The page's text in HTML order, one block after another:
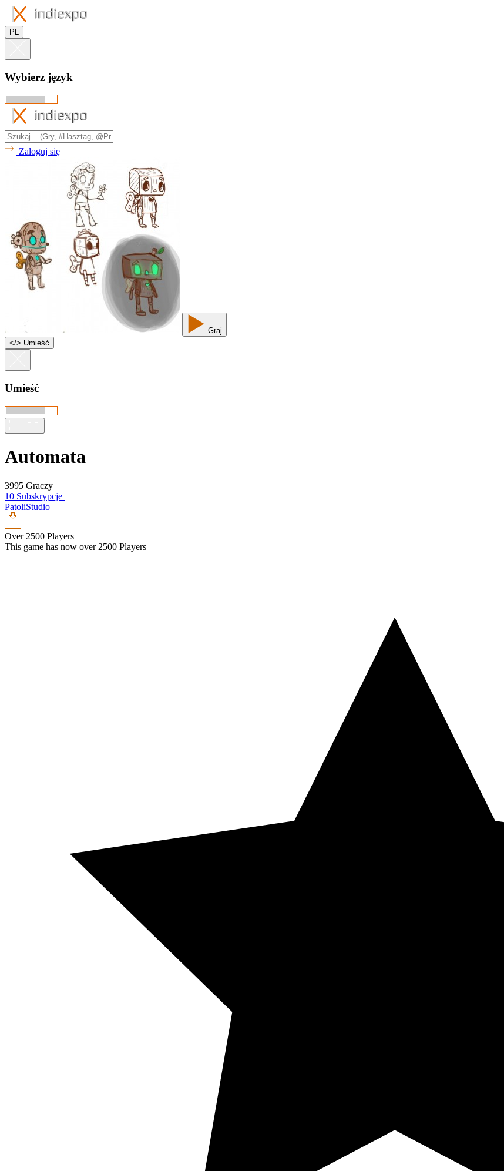
PL
Wybierz język
Zaloguj się
Graj
</> Umieść
Umieść
Automata
3995 Graczy
10 Subskrypcje
PatoliStudio
Over 2500 Players
This game has now over 2500 Players